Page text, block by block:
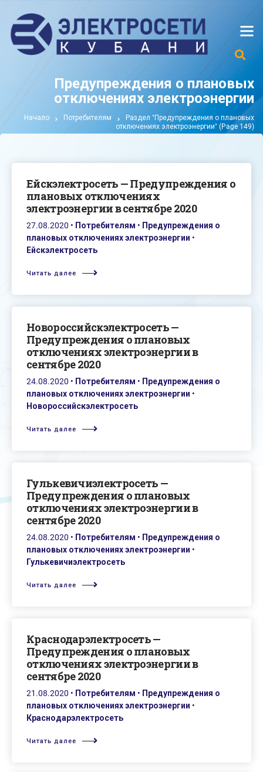
Предупреждения о плановых
отключениях электроэнергии
Начало Потребителям
Раздел "Предупреждения о плановых
отключениях электроэнергии" (Page 149)
Ейскэлектросеть — Предупреждения о
плановых отключениях
электроэнергии в сентябре 2020
27.08.2020 • Потребителям • Предупреждения о
плановых отключениях электроэнергии •
Ейскэлектросеть
Читать далее
Новороссийскэлектросеть —
Предупреждения о плановых
отключениях электроэнергии в
сентябре 2020
24.08.2020 • Потребителям • Предупреждения о
плановых отключениях электроэнергии •
Новороссийскэлектросеть
Читать далее
Гулькевичиэлектросеть —
Предупреждения о плановых
отключениях электроэнергии в
сентябре 2020
24.08.2020 • Потребителям • Предупреждения о
плановых отключениях электроэнергии •
Гулькевичиэлектросеть
Читать далее
Краснодарэлектросеть —
Предупреждения о плановых
отключениях электроэнергии в
сентябре 2020
21.08.2020 • Потребителям • Предупреждения о
плановых отключениях электроэнергии •
Краснодарэлектросеть
Читать далее